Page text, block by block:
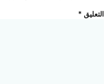
التعليق *